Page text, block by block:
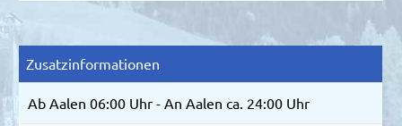
Zusatzinformationen
Ab Aalen 06:00 Uhr - An Aalen ca. 24:00 Uhr